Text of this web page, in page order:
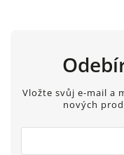
Vložte svůj e-mail a
nových